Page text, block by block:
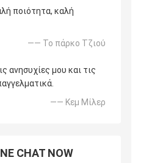
ποιότητα, καλή
—— Το πάρκο Τζιού
ανησυχίες μου και τις
—— Κεμ Μίλερ
CHAT NOW